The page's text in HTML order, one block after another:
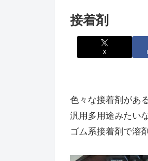
接着剤
X
色々な接着剤があ
汎用多用途みたい
ゴム系接着剤で溶